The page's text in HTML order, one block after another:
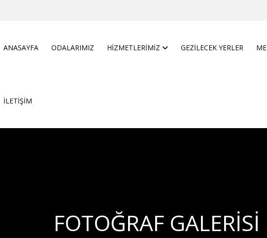
ANASAYFA ODALARIMIZ HIZMETLERIMIZ GEZILECEK YERLER
İLETIŞIM
FOTOĞRAF GALERISI